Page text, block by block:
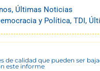
, Últimas Noticias
y Política, TDI,
de calidad que pueden ser
este informe